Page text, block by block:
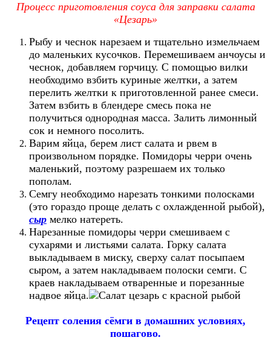
Процесс приготовления соуса для заправки салата
«Цезарь»
Рыбу и чеснок нарезаем и тщательно измельчаем
до маленьких кусочков. Перемешиваем анчоусы и
чеснок, добавляем горчицу. С помощью вилки
необходимо взбить куриные желтки, а затем
перелить желтки к приготовленной ранее смеси.
Затем взбить в блендере смесь пока не
получиться однородная масса. Залить лимонный
сок и немного посолить.
Варим яйца, берем лист салата и рвем в
произвольном порядке. Помидоры черри очень
маленький, поэтому разрешаем их только
пополам.
Семгу необходимо нарезать тонкими полосками
(это гораздо проще делать с охлажденной рыбой),
сыр мелко натереть.
Нарезанные помидоры черри смешиваем с
сухарями и листьями салата. Горку салата
выкладываем в миску, сверху салат посыпаем
сыром, а затем накладываем полоски семги. С
краев накладываем отваренные и порезанные
надвое яйца.
Рецепт соления сёмги в домашних условиях,
пошагово.